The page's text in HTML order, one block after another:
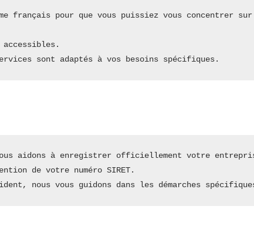
français pour que vous puissiez vous concentrer
sont adaptés à vos besoins spécifiques.
aidons à enregistrer officiellement votre
de votre numéro SIRET.
nous vous guidons dans les démarches